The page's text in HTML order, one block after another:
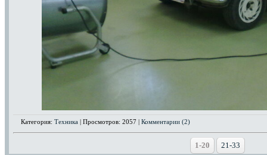
Категория: Техника | Просмотров: 2057 | Комментарии (2)
1-20 21-33